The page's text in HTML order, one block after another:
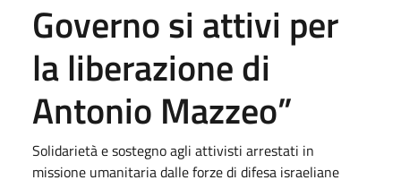
Governo si attivi per
la liberazione di
Antonio Mazzeo”
Solidarietà e sostegno agli attivisti arrestati in
missione umanitaria dalle forze di difesa israeliane